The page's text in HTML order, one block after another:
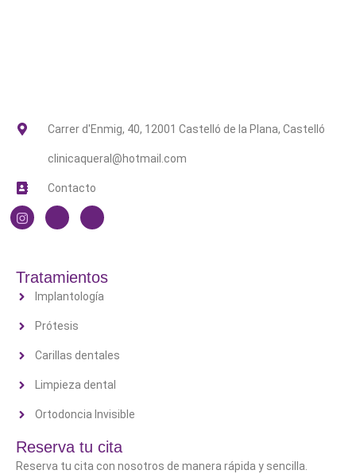
Carrer d'Enmig, 40, 12001 Castelló de la Plana, Castelló
clinicaqueral@hotmail.com
Contacto
Tratamientos
Implantología
Prótesis
Carillas dentales
Limpieza dental
Ortodoncia Invisible
Reserva tu cita
Reserva tu cita con nosotros de manera rápida y sencilla.